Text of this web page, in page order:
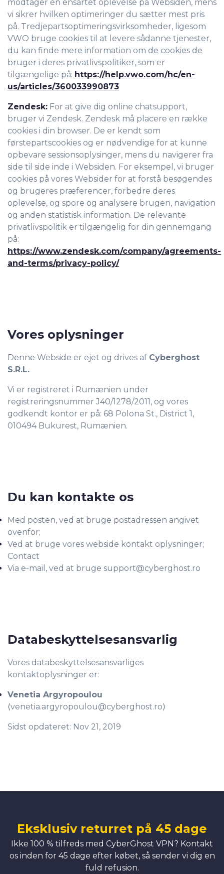
modtager en ensartet oplevelse på Websiden, mens
vi sikrer hvilken optimeringer du sætter mest pris
på. Tredjepartsoptimeringsvirksomheder, ligesom
VWO bruge cookies til at levere sådanne tjenester,
du kan finde mere information om de cookies de
bruger i deres privatlivspolitiker, som er
tilgængelige på: https://help.vwo.com/hc/en-
us/articles/360033990873
Zendesk: For at give dig online chatsupport,
bruger vi Zendesk. Zendesk må placere en række
cookies i din browser. De er kendt som
førstepartscookies og er nødvendige for at kunne
opbevare sessionsoplysinger, mens du navigerer fra
side til side inde i Websiden. For eksempel, vi bruger
cookies på vores Websider for at forstå besøgendes
og brugeres præferencer, forbedre deres
oplevelse, og spore og analysere brugen, navigation
og anden statistisk information. De relevante
privatlivspolitik er tilgængelig for din gennemgang
på:
https://www.zendesk.com/company/agreements-
and-terms/privacy-policy/
Vores oplysninger
Denne Webside er ejet og drives af Cyberghost
S.R.L.
Vi er registreret i Rumænien under
registreringsnummer J40/1278/2011, og vores
godkendt kontor er på: 68 Polona St., District 1,
010494 Bukurest, Rumænien.
Du kan kontakte os
Med posten, ved at bruge postadressen angivet
ovenfor;
Ved at bruge vores webside kontakt oplysninger;
Contact
Via e-mail, ved at bruge support@cyberghost.ro
Databeskyttelsesansvarlig
Vores databeskyttelsesansvarliges
kontaktoplysninger er:
Venetia Argyropoulou
⟨venetia.argyropoulou@cyberghost.ro⟩
Sidst opdateret: Nov 21, 2019
Eksklusiv returret på 45 dage
Ikke 100 % tilfreds med CyberGhost VPN? Kontakt
os inden for 45 dage efter købet, så sender vi dig en
fuld refusion.